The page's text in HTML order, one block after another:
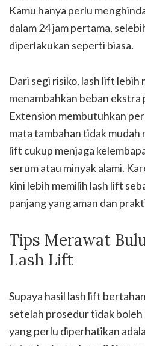
Kamu hanya perlu
dalam 24 jam pertama,
diperlakukan seperti biasa.
Dari segi risiko, lash lift lebih
menambahkan beban ekstra
Extension membutuhkan
mata tambahan tidak mudah
lift cukup menjaga
serum atau minyak alami.
kini lebih memilih lash lift
panjang yang aman dan
Tips Merawat
Lash Lift
Supaya hasil lash lift
setelah prosedur tidak
yang perlu diperhatikan